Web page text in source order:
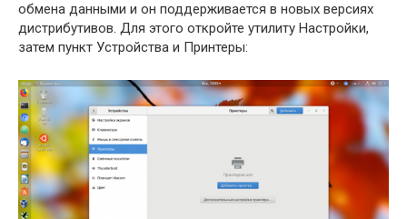
обмена данными и он поддерживается в новых версиях
дистрибутивов. Для этого откройте утилиту Настройки,
затем пункт Устройства и Принтеры: